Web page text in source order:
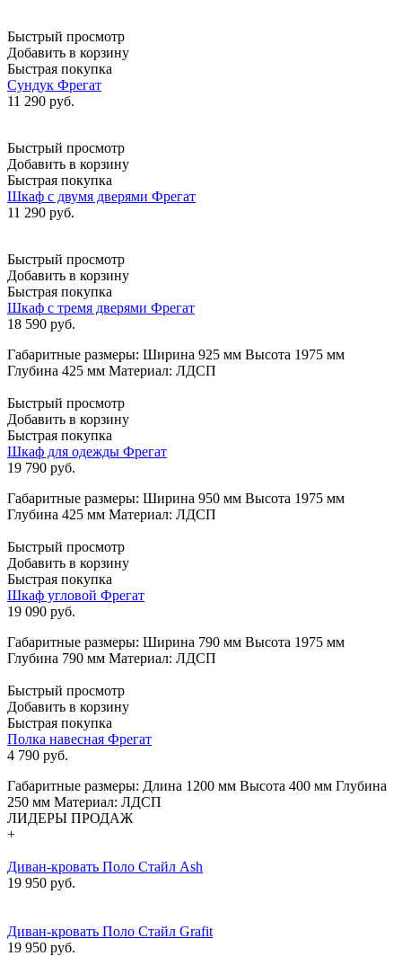
Быстрый просмотр
Добавить в корзину
Быстрая покупка
Сундук Фрегат
11 290 руб.
Быстрый просмотр
Добавить в корзину
Быстрая покупка
Шкаф с двумя дверями Фрегат
11 290 руб.
Быстрый просмотр
Добавить в корзину
Быстрая покупка
Шкаф с тремя дверями Фрегат
18 590 руб.
Габаритные размеры: Ширина 925 мм Высота 1975 мм
Глубина 425 мм Материал: ЛДСП
Быстрый просмотр
Добавить в корзину
Быстрая покупка
Шкаф для одежды Фрегат
19 790 руб.
Габаритные размеры: Ширина 950 мм Высота 1975 мм
Глубина 425 мм Материал: ЛДСП
Быстрый просмотр
Добавить в корзину
Быстрая покупка
Шкаф угловой Фрегат
19 090 руб.
Габаритные размеры: Ширина 790 мм Высота 1975 мм
Глубина 790 мм Материал: ЛДСП
Быстрый просмотр
Добавить в корзину
Быстрая покупка
Полка навесная Фрегат
4 790 руб.
Габаритные размеры: Длина 1200 мм Высота 400 мм Глубина
250 мм Материал: ЛДСП
ЛИДЕРЫ ПРОДАЖ
+
Диван-кровать Поло Стайл Ash
19 950 руб.
Диван-кровать Поло Стайл Grafit
19 950 руб.